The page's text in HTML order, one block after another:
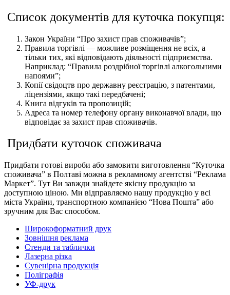
Список документів для куточка покупця:
Закон України “Про захист прав споживачів”;
Правила торгівлі — можливе розміщення не всіх, а
тільки тих, які відповідають діяльності підприємства.
Наприклад: “Правила роздрібної торгівлі алкогольними
напоями”;
Копії свідоцтв про державну реєстрацію, з патентами,
ліцензіями, якщо такі передбачені;
Книга відгуків та пропозицій;
Адреса та номер телефону органу виконавчої влади, що
відповідає за захист прав споживачів.
Придбати куточок споживача
Придбати готові вироби або замовити виготовлення “Куточка
споживача” в Полтаві можна в рекламному агентстві “Реклама
Маркет”. Тут Ви завжди знайдете якісну продукцію за
доступною ціною. Ми відправляємо нашу продукцію у всі
міста України, транспортною компанією “Нова Пошта” або
зручним для Вас способом.
Широкоформатний друк
Зовнішня реклама
Стенди та таблички
Лазерна різка
Сувенірна продукція
Поліграфія
УФ-друк